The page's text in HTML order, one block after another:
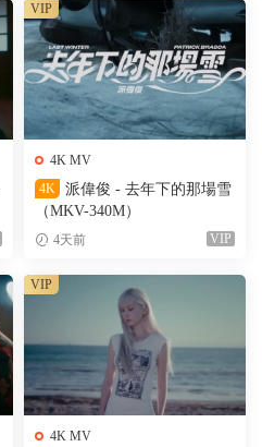
4K MV
4K
派偉俊 - 去年下的那場雪
（MKV-340M）
4天前 VIP
VIP
4K MV
VIP